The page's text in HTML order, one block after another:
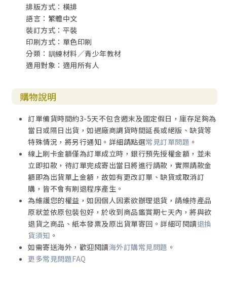
《詩篇動起來！》在聖經教育中的實用性。
感謝「基督教校園福音團契」總幹事左心泰、「新竹勝利
堂」主任牧師李易松為本書寫精彩的推薦文，這份多年來在
青少年事工上的情誼，帶給作者極大的鼓勵。最後，也謝謝
愛妻慧蘭，以及語歆、楷歆的關懷與支持，使我在宣教旅程
洪中夫
打開心靈的窗戶
在寫完前一本書《羅馬書動起來！》之後，中夫哥和我開始
討論下一本要寫哪一卷，我們先決定仍是舊約的範圍，先後
討論了傳道書、箴言、尼希米記和詩篇。我們最後以詩篇來
研發教材，因為中夫哥發現，詩篇在目前在華人教會中的青
少年查經教材最缺乏。
我們在設計教材上以「打開心靈的窗戶，與自己相遇，與神
對話」為原則，並從詩篇一百五十篇中挑出十四篇（共計十
三個單元）進行教案編寫。這些篇幅都和青少年階段的議題
有關（如：自我形象、珍惜光陰、處理心懷不平的情緒、學
習與人和睦相處、認識上帝的屬性等）。
排版方式：橫排
語言：繁體中文
裝訂方式：平裝
印刷方式：單色印刷
分類：訓練材料／青少年教材
適用對象：適用所有人
購物說明
訂單備貨時間約3-5天不包含週末及國定假日，庫存足夠為
當日或隔日出貨，如遇廠商調貨時間延長或絕版、缺貨等
特殊情況，將另行通知。詳細請點選常見訂單問題 。
線上刷卡金額僅為訂單成立時，銀行預先授權金額，並未
立即扣款，待訂單完成寄出當日將進行請款，實際請款金
額即為出貨單上金額，故如有更改訂單、缺貨或取消訂
購，皆不會有刷退程序產生。
為維護您的權益，如因個人因素欲辦理退貨，請維持產品
原狀並依原包裝包好，於收到商品鑑賞期七天內，將與欲
退貨之商品、紙本發票及原出貨單寄回。詳細可閱讀退換
貨須知 。
如需寄送海外，歡迎閱讀海外訂購常見問題 。
更多常見問題FAQ